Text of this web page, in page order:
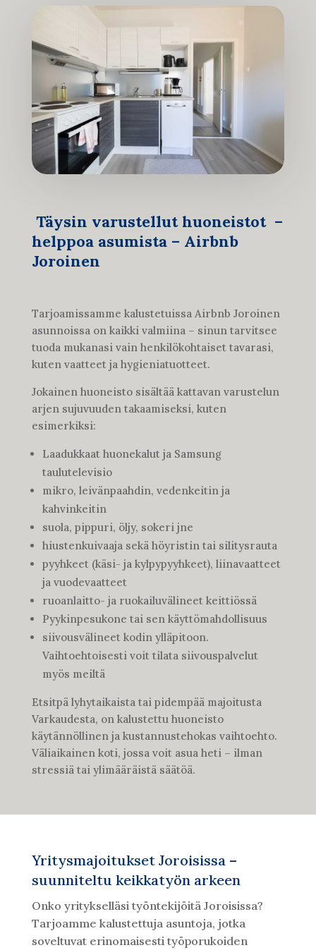
Täysin varustellut huoneistot –
helppoa asumista – Airbnb
Joroinen
Tarjoamissamme kalustetuissa Airbnb Joroinen
asunnoissa on kaikki valmiina – sinun tarvitsee
tuoda mukanasi vain henkilökohtaiset tavarasi,
kuten vaatteet ja hygieniatuotteet.
Jokainen huoneisto sisältää kattavan varustelun
arjen sujuvuuden takaamiseksi, kuten
esimerkiksi:
Laadukkaat huonekalut ja Samsung
taulutelevisio
mikro, leivänpaahdin, vedenkeitin ja
kahvinkeitin
suola, pippuri, öljy, sokeri jne
hiustenkuivaaja sekä höyristin tai silitysrauta
pyyhkeet (käsi- ja kylpypyyhkeet), liinavaatteet
ja vuodevaatteet
ruoanlaitto- ja ruokailuvälineet keittiössä
Pyykinpesukone tai sen käyttömahdollisuus
siivousvälineet kodin ylläpitoon.
Vaihtoehtoisesti voit tilata siivouspalvelut
myös meiltä
Etsitpä lyhytaikaista tai pidempää majoitusta
Varkaudesta, on kalustettu huoneisto
käytännöllinen ja kustannustehokas vaihtoehto.
Väliaikainen koti, jossa voit asua heti – ilman
stressiä tai ylimääräistä säätöä.
Yritysmajoitukset Joroisissa –
suunniteltu keikkatyön arkeen
Onko yritykselläsi työntekijöitä Joroisissa?
Tarjoamme kalustettuja asuntoja, jotka
soveltuvat erinomaisesti työporukoiden